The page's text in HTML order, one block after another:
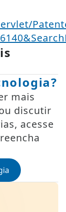
mais
discutir
acesse